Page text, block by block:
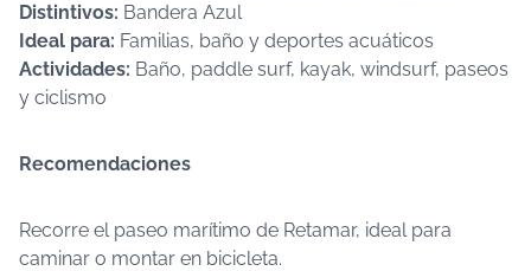
Distintivos: Bandera Azul
Ideal para: Familias, baño y deportes acuáticos
Actividades: Baño, paddle surf, kayak, windsurf, paseos
y ciclismo
Recomendaciones
Recorre el paseo marítimo de Retamar, ideal para
caminar o montar en bicicleta.